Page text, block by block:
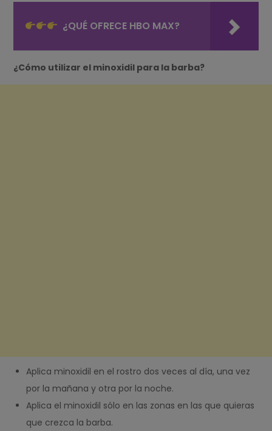
¿QUÉ OFRECE HBO MAX?
¿Cómo utilizar el minoxidil para la barba?
Aplica minoxidil en el rostro dos veces al día, una vez
por la mañana y otra por la noche.
Aplica el minoxidil sólo en las zonas en las que quieras
que crezca la barba.